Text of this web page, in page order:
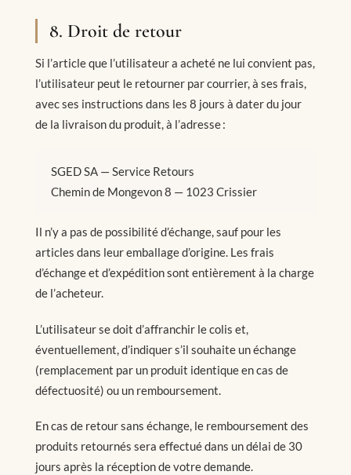
8. Droit de retour
Si l’article que l’utilisateur a acheté ne lui convient pas,
l’utilisateur peut le retourner par courrier, à ses frais,
avec ses instructions dans les 8 jours à dater du jour
de la livraison du produit, à l’adresse :
SGED SA — Service Retours
Chemin de Mongevon 8 — 1023 Crissier
Il n’y a pas de possibilité d’échange, sauf pour les
articles dans leur emballage d’origine. Les frais
d’échange et d’expédition sont entièrement à la charge
de l’acheteur.
L’utilisateur se doit d’affranchir le colis et,
éventuellement, d’indiquer s’il souhaite un échange
(remplacement par un produit identique en cas de
défectuosité) ou un remboursement.
En cas de retour sans échange, le remboursement des
produits retournés sera effectué dans un délai de 30
jours après la réception de votre demande.